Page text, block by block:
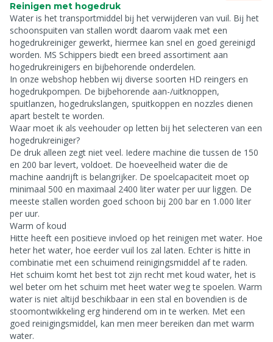
Reinigen met hogedruk
Water is het transportmiddel bij het verwijderen van vuil. Bij het
schoonspuiten van stallen wordt daarom vaak met een
hogedrukreiniger gewerkt, hiermee kan snel en goed gereinigd
worden. MS Schippers biedt een breed assortiment aan
hogedrukreinigers en bijbehorende onderdelen.
In onze webshop hebben wij diverse soorten HD reingers en
hogedrukpompen. De bijbehorende aan-/uitknoppen,
spuitlanzen, hogedrukslangen, spuitkoppen en nozzles dienen
apart bestelt te worden.
Waar moet ik als veehouder op letten bij het selecteren van een
hogedrukreiniger?
De druk alleen zegt niet veel. Iedere machine die tussen de 150
en 200 bar levert, voldoet. De hoeveelheid water die de
machine aandrijft is belangrijker. De spoelcapaciteit moet op
minimaal 500 en maximaal 2400 liter water per uur liggen. De
meeste stallen worden goed schoon bij 200 bar en 1.000 liter
per uur.
Warm of koud
Hitte heeft een positieve invloed op het reinigen met water. Hoe
heter het water, hoe eerder vuil los zal laten. Echter is hitte in
combinatie met een schuimend reinigingsmiddel af te raden.
Het schuim komt het best tot zijn recht met koud water, het is
wel beter om het schuim met heet water weg te spoelen. Warm
water is niet altijd beschikbaar in een stal en bovendien is de
stoomontwikkeling erg hinderend om in te werken. Met een
goed reinigingsmiddel, kan men meer bereiken dan met warm
water.